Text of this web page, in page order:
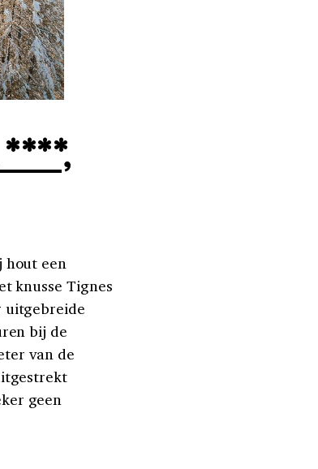
hout een
knusse Tignes
uitgebreide
bij de
van de
geen